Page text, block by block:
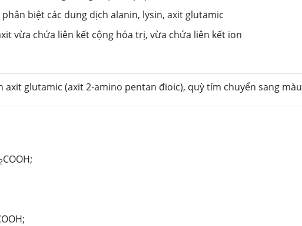
biệt các dung dịch alanin, lysin, axit glutamic
vừa chứa liên kết cộng hóa trị, vừa chứa liên kết ion
axit glutamic (axit 2-amino pentan đioic), quỳ tím chuyển sang màu
COOH;